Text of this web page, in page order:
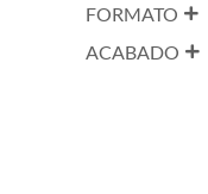
FORMATO
ACABADO